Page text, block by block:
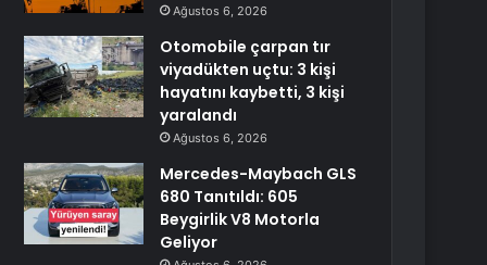
Ağustos 6, 2026
Otomobile çarpan tır
viyadükten uçtu: 3 kişi
hayatını kaybetti, 3 kişi
yaralandı
Ağustos 6, 2026
Mercedes-Maybach GLS
680 Tanıtıldı: 605
Beygirlik V8 Motorla
Geliyor